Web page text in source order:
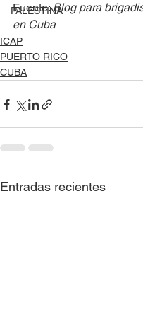
PALESTINA
Fuente: Blog para
en Cuba
ICAP
PUERTO RICO
CUBA
Entradas recientes